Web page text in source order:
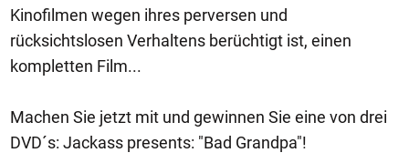
Kinofilmen wegen ihres perversen und
rücksichtslosen Verhaltens berüchtigt ist, einen
kompletten Film...
Machen Sie jetzt mit und gewinnen Sie eine von drei
DVD´s: Jackass presents: "Bad Grandpa"!